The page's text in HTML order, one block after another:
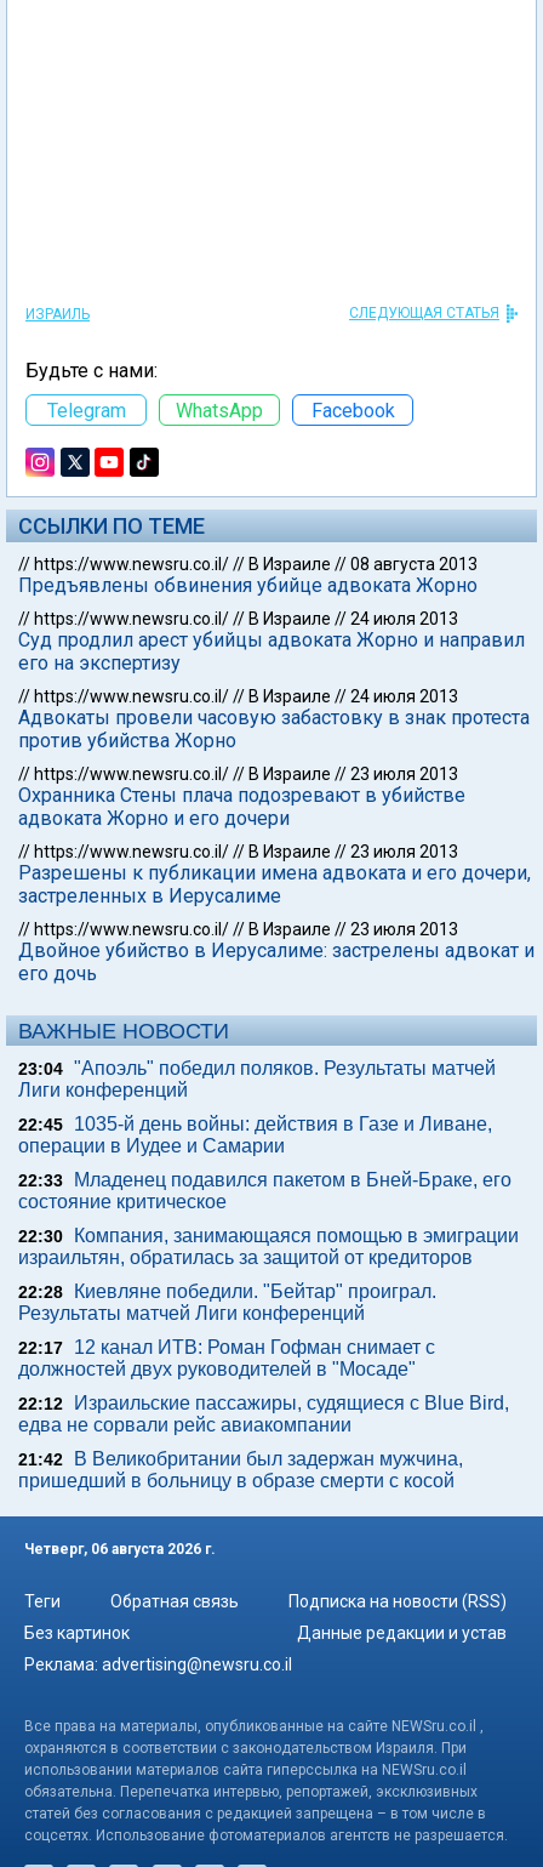
ИЗРАИЛЬ СЛЕДУЮЩАЯ СТАТЬЯ
Будьте с нами:
Telegram
WhatsApp Facebook
ССЫЛКИ ПО ТЕМЕ
// https://www.newsru.co.il/// В Израиле //08 августа 2013
Предъявлены обвинения убийце адвоката Жорно
// https://www.newsru.co.il/// В Израиле //24 июля 2013
Суд продлил арест убийцы адвоката Жорно и направил
его на экспертизу
// https://www.newsru.co.il/// В Израиле //24 июля 2013
Адвокаты провели часовую забастовку в знак протеста
против убийства Жорно
// https://www.newsru.co.il/// В Израиле //23 июля 2013
Охранника Стены плача подозревают в убийстве
адвоката Жорно и его дочери
// https://www.newsru.co.il/// В Израиле //23 июля 2013
Разрешены к публикации имена адвоката и его дочери,
застреленных в Иерусалиме
// https://www.newsru.co.il/// В Израиле //23 июля 2013
Двойное убийство в Иерусалиме: застрелены адвокат и
его дочь
ВАЖНЫЕ НОВОСТИ
23:04 "Апоэль" победил поляков. Результаты матчей
Лиги конференций
22:45
1035-й день войны: действия в Газе и Ливане,
операции в Иудее и Самарии
22:33
Младенец подавился пакетом в Бней-Браке, его
состояние критическое
22:30
Компания, занимающаяся помощью в эмиграции
израильтян, обратилась за защитой от кредиторов
22:28
Киевляне победили. "Бейтар" проиграл.
Результаты матчей Лиги конференций
22:17
12 канал ИТВ: Роман Гофман снимает с
должностей двух руководителей в "Мосаде"
22:12
Израильские пассажиры, судящиеся с Blue Bird,
едва не сорвали рейс авиакомпании
21:42
В Великобритании был задержан мужчина,
пришедший в больницу в образе смерти с косой
Четверг, 06 августа 2026 г.
Теги Обратная связь
Подписка на новости (RSS)
Без картинок
Данные редакции и устав
Реклама: advertising@newsru.co.il
Все права на материалы, опубликованные на сайте NEWSru.co.il ,
охраняются в соответствии с законодательством Израиля. При
использовании материалов сайта гиперссылка на NEWSru.co.il
обязательна. Перепечатка интервью, репортажей, эксклюзивных
статей без согласования с редакцией запрещена – в том числе в
соцсетях. Использование фотоматериалов агентств не разрешается.